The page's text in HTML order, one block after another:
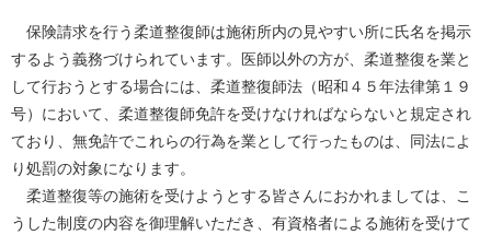
保険請求を行う柔道整復師は施術所内の見やすい所に氏名を掲示
するよう義務づけられています。医師以外の方が、柔道整復を業と
して行おうとする場合には、柔道整復師法（昭和４５年法律第１９
号）において、柔道整復師免許を受けなければならないと規定され
ており、無免許でこれらの行為を業として行ったものは、同法によ
り処罰の対象になります。
柔道整復等の施術を受けようとする皆さんにおかれましては、こ
うした制度の内容を御理解いただき、有資格者による施術を受けて